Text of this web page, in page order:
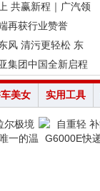
共赢新程｜广汽领
再获行业赞誉
风 清污更轻松 东
集团中国全新启程
美女 实用工具